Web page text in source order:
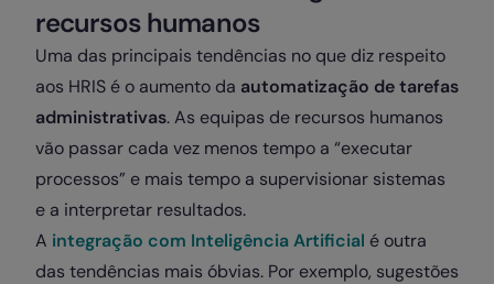
recursos humanos
Uma das principais tendências no que diz respeito
aos HRIS é o aumento da automatização de tarefas
administrativas. As equipas de recursos humanos
vão passar cada vez menos tempo a “executar
processos” e mais tempo a supervisionar sistemas
e a interpretar resultados.
A integração com Inteligência Artificial é outra
das tendências mais óbvias. Por exemplo, sugestões